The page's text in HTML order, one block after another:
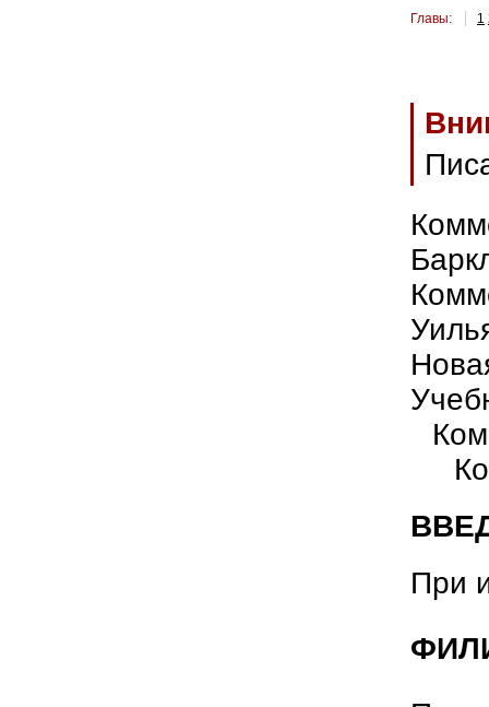
Главы: 1
При